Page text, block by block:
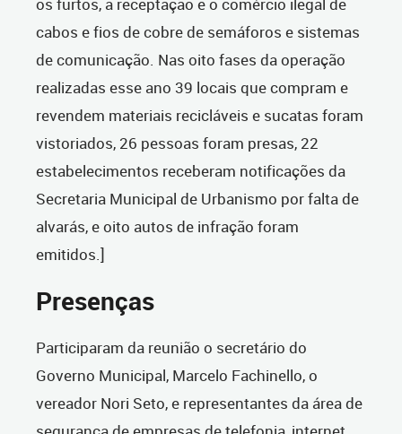
os furtos, a receptação e o comércio ilegal de
cabos e fios de cobre de semáforos e sistemas
de comunicação. Nas oito fases da operação
realizadas esse ano 39 locais que compram e
revendem materiais recicláveis e sucatas foram
vistoriados, 26 pessoas foram presas, 22
estabelecimentos receberam notificações da
Secretaria Municipal de Urbanismo por falta de
alvarás, e oito autos de infração foram
emitidos.]
Presenças
Participaram da reunião o secretário do
Governo Municipal, Marcelo Fachinello, o
vereador Nori Seto, e representantes da área de